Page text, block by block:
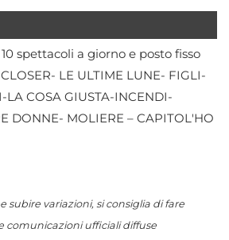
spettacoli a giorno e posto fisso
LE ULTIME LUNE- FIGLI-
LA COSA GIUSTA-INCENDI-
DONNE- MOLIERE – CAPITOL'HO
variazioni, si consiglia di fare
comunicazioni ufficiali diffuse